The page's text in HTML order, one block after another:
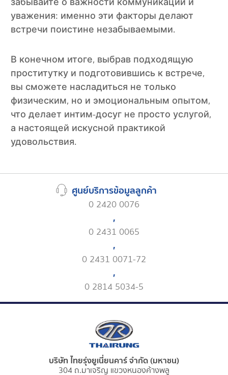
уважения: именно эти факторы делают
встречи поистине незабываемыми.
В конечном итоге, выбрав подходящую
проститутку и подготовившись к встрече,
вы сможете насладиться не только
физическим, но и эмоциональным опытом,
что делает интим-досуг не просто услугой,
а настоящей искусной практикой
удовольствия.
ศูนย์บริการข้อมูลลูกค้า
0 2420 0076
,
0 2431 0065
,
0 2431 0071-72
,
0 2814 5034-5
บริษัท ไทยรุ่งยูเนี่ยนคาร์ จำกัด (มหาชน)
304 ถ.มาเจริญ แขวงหนองค้างพลู